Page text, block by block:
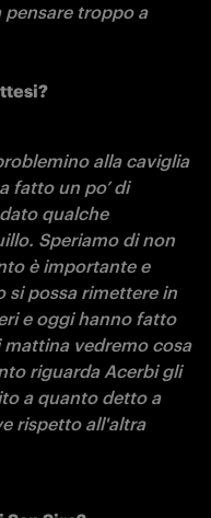
troppo a
alla caviglia
fatto un po’ di
qualche
Speriamo di non
è importante e
si possa rimettere in
e oggi hanno fatto
vedremo cosa
riguarda Acerbi gli
a quanto detto a
rispetto all'altra